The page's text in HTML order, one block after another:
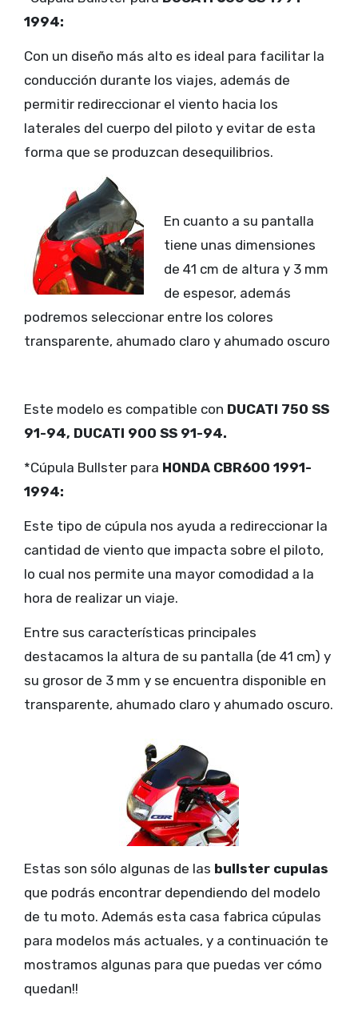
1994:
Con un diseño más alto es ideal para facilitar la
conducción durante los viajes, además de
permitir redireccionar el viento hacia los
laterales del cuerpo del piloto y evitar de esta
forma que se produzcan desequilibrios.
En cuanto a su pantalla
tiene unas dimensiones
de 41 cm de altura y 3 mm
de espesor, además
podremos seleccionar entre los colores
transparente, ahumado claro y ahumado oscuro
Este modelo es compatible con DUCATI 750 SS
91-94, DUCATI 900 SS 91-94.
*Cúpula Bullster para HONDA CBR600 1991-
1994:
Este tipo de cúpula nos ayuda a redireccionar la
cantidad de viento que impacta sobre el piloto,
lo cual nos permite una mayor comodidad a la
hora de realizar un viaje.
Entre sus características principales
destacamos la altura de su pantalla (de 41 cm) y
su grosor de 3 mm y se encuentra disponible en
transparente, ahumado claro y ahumado oscuro.
Estas son sólo algunas de las bullster cupulas
que podrás encontrar dependiendo del modelo
de tu moto. Además esta casa fabrica cúpulas
para modelos más actuales, y a continuación te
mostramos algunas para que puedas ver cómo
quedan!!